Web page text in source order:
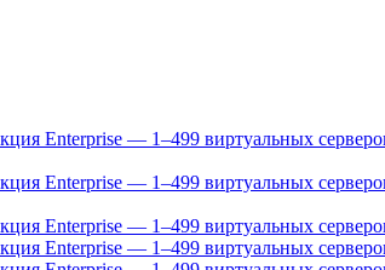
Enterprise — 1–499 виртуальных
Enterprise — 1–499 виртуальных
Enterprise — 1–499 виртуальных
Enterprise — 1–499 виртуальных